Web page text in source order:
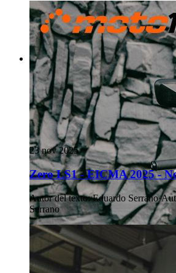
23 nov 2025
Zero LS1 - EICMA 2025 -
Autor del texto: Eduardo Serrano·
Serrano